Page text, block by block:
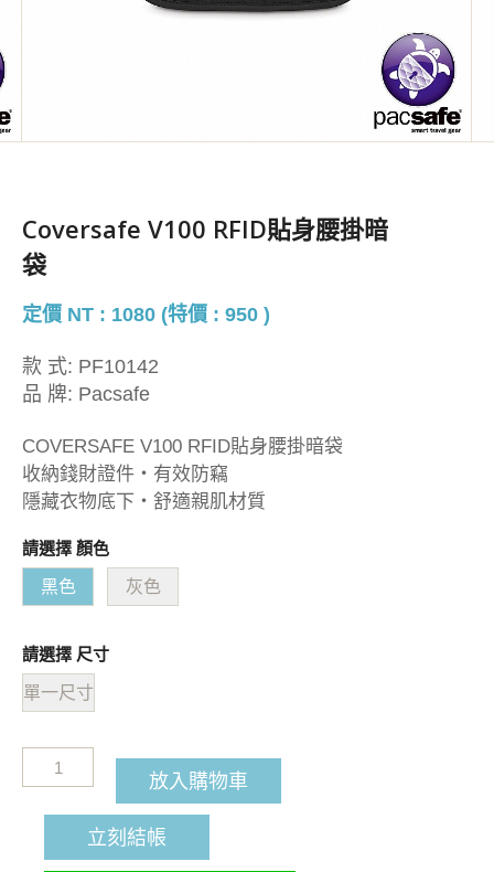
Coversafe V100 RFID貼身腰掛暗
袋
定價 NT : 1080 (特價 : 950 )
款 式: PF10142
品 牌: Pacsafe
COVERSAFE V100 RFID貼身腰掛暗袋
收納錢財證件・有效防竊
隱藏衣物底下・舒適親肌材質
請選擇 顏色
黑色 灰色
請選擇 尺寸
單一尺寸
放入購物車
立刻結帳